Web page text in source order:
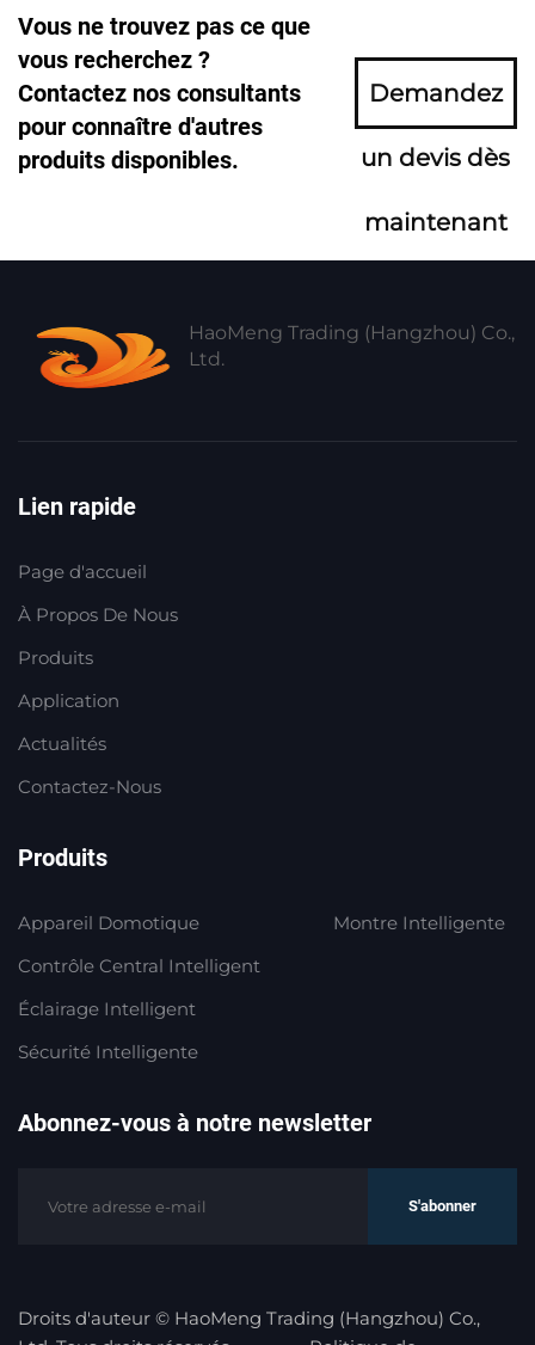
Vous ne trouvez pas ce que
vous recherchez ?
Contactez nos consultants
pour connaître d'autres
produits disponibles.
Demandez
un devis dès
maintenant
HaoMeng Trading (Hangzhou) Co.,
Ltd.
Lien rapide
Page d'accueil
À Propos De Nous
Produits
Application
Actualités
Contactez-Nous
Produits
Appareil Domotique
Contrôle Central Intelligent
Éclairage Intelligent
Sécurité Intelligente
Montre Intelligente
Abonnez-vous à notre newsletter
S'abonner
Droits d'auteur © HaoMeng Trading (Hangzhou) Co.,